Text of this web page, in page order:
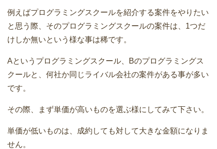
例えばプログラミングスクールを紹介する案件をやりたい
と思う際、そのプログラミングスクールの案件は、1つだ
けしか無いという様な事は稀です。
Aというプログラミングスクール、Bのプログラミングス
クールと、何社か同じライバル会社の案件がある事が多い
です。
その際、まず単価が高いものを選ぶ様にしてみて下さい。
単価が低いものは、成約しても対して大きな金額になりま
せん。